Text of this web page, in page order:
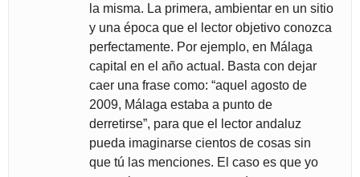
la misma. La primera, ambientar en un sitio
y una época que el lector objetivo conozca
perfectamente. Por ejemplo, en Málaga
capital en el año actual. Basta con dejar
caer una frase como: “aquel agosto de
2009, Málaga estaba a punto de
derretirse”, para que el lector andaluz
pueda imaginarse cientos de cosas sin
que tú las menciones. El caso es que yo